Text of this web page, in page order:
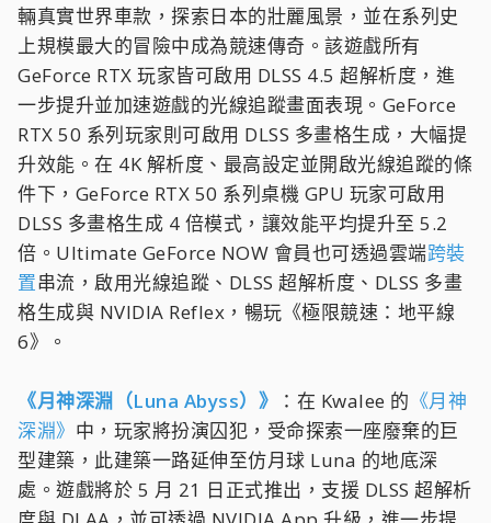
輛真實世界車款，探索日本的壯麗風景，並在系列史
上規模最大的冒險中成為競速傳奇。該遊戲所有
GeForce RTX 玩家皆可啟用 DLSS 4.5 超解析度，進
一步提升並加速遊戲的光線追蹤畫面表現。GeForce
RTX 50 系列玩家則可啟用 DLSS 多畫格生成，大幅提
升效能。在 4K 解析度、最高設定並開啟光線追蹤的條
件下，GeForce RTX 50 系列桌機 GPU 玩家可啟用
DLSS 多畫格生成 4 倍模式，讓效能平均提升至 5.2
倍。Ultimate GeForce NOW 會員也可透過雲端跨裝
置串流，啟用光線追蹤、DLSS 超解析度、DLSS 多畫
格生成與 NVIDIA Reflex，暢玩《極限競速：地平線
6》。
《月神深淵（Luna Abyss）》 ：在 Kwalee 的 《月神
深淵》 中，玩家將扮演囚犯，受命探索一座廢棄的巨
型建築，此建築一路延伸至仿月球 Luna 的地底深
處。遊戲將於 5 月 21 日正式推出，支援 DLSS 超解析